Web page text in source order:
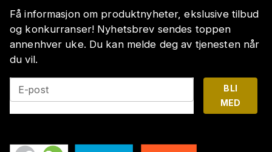
Få informasjon om produktnyheter, ekslusive tilbud
og konkurranser! Nyhetsbrev sendes toppen
annenhver uke. Du kan melde deg av tjenesten når
du vil.
E-post
BLI
MED